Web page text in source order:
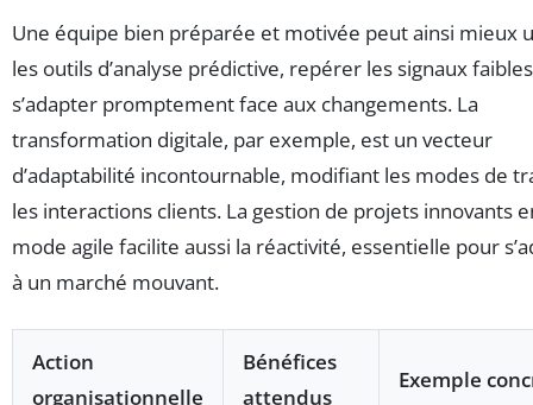
Une équipe bien préparée et motivée peut ainsi mieux
les outils d’analyse prédictive, repérer les signaux
s’adapter promptement face aux changements. La
transformation digitale, par exemple, est un vecteur
d’adaptabilité incontournable, modifiant les modes de
les interactions clients. La gestion de projets innovants
mode agile facilite aussi la réactivité, essentielle pour
à un marché mouvant.
Action
organisationnelle
Bénéfices
attendus
Exemple